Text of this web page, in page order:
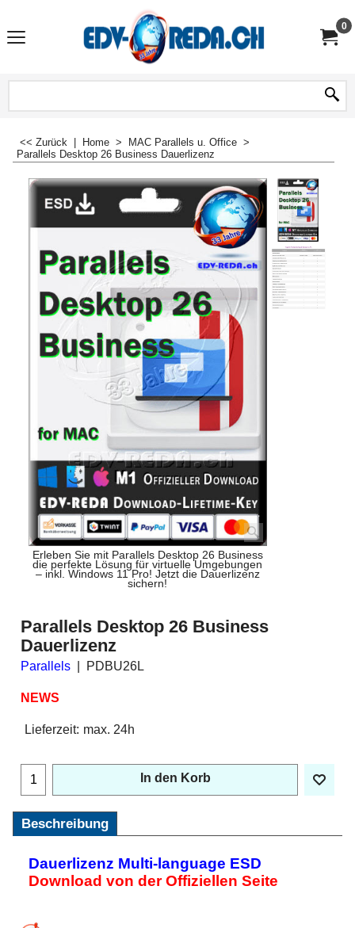
0
<< Zurück Home > MAC Parallels u. Office >
Parallels Desktop 26 Business Dauerlizenz
Erleben Sie mit Parallels Desktop 26 Business
die perfekte Lösung für virtuelle Umgebungen
– inkl. Windows 11 Pro! Jetzt die Dauerlizenz
sichern!
Parallels Desktop 26 Business
Dauerlizenz
Parallels PDBU26L
NEWS
Lieferzeit: max. 24h
In den Korb
Beschreibung
Dauerlizenz Multi-language ESD
Download von der Offiziellen Seite